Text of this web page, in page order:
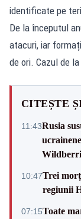
identificate pe
De la începutul
atacuri, iar
de ori. Cazul de
CITEȘTE
11:43Rusia
10:47Trei
regiunii
07:15Toate